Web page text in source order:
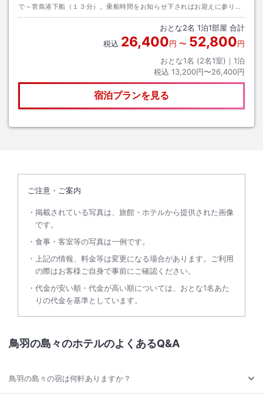
で～菅島港下船（１３分）。乗船時間をお知らせ下さればお迎えに参りま
す。駐車場は市営佐田浜第１駐車場をご利用下さい。２４時間以内無料券
おとな2名 1泊1部屋 合計
税込 26,400円 〜 52,800円
おとな1名 (2名1室)｜ 1泊
税込 13,200円〜26,400円
宿泊プランを見る
ご注意・ご案内
掲載されている写真は、旅館・ホテルから提供された画像
です。
食事・客室等の写真は一例です。
上記の情報、料金等は変更になる場合があります。ご利用
の際はお客様ご自身で事前にご確認ください。
代金が安い順・代金が高い順については、おとな1名あた
りの代金を基準としています。
鳥羽の島々のホテルのよくあるQ&A
鳥羽の島々の宿は何軒ありますか？